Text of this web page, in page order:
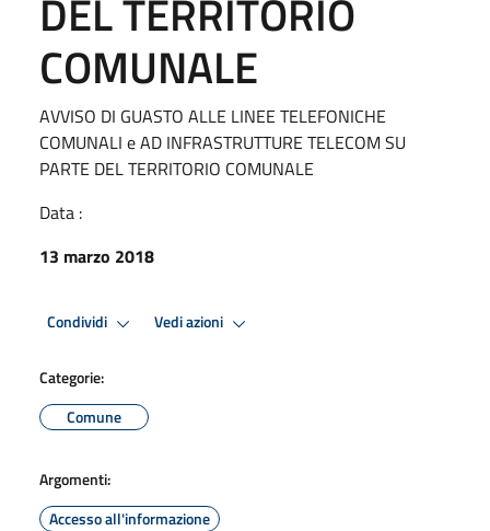
DEL TERRITORIO
COMUNALE
AVVISO DI GUASTO ALLE LINEE TELEFONICHE
COMUNALI e AD INFRASTRUTTURE TELECOM SU
PARTE DEL TERRITORIO COMUNALE
Data :
13 marzo 2018
Condividi Vedi azioni
Categorie:
Comune
Argomenti:
Accesso all'informazione